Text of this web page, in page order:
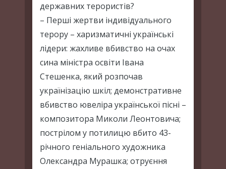
державних терористів?
– Перші жертви індивідуального
терору – харизматичні українські
лідери: жахливе вбивство на очах
сина міністра освіти Івана
Стешенка, який розпочав
українізацію шкіл; демонстративне
вбивство ювеліра української пісні –
композитора Миколи Леонтовича;
пострілом у потилицю вбито 43-
річного геніального художника
Олександра Мурашка; отруєння